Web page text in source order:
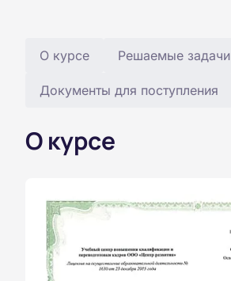
О курсе Решаемые задачи
Документы для поступления
О курсе